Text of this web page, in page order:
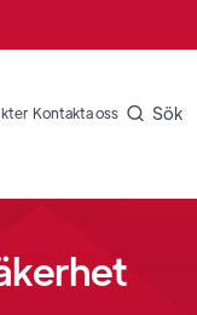
Kontakta oss Sök